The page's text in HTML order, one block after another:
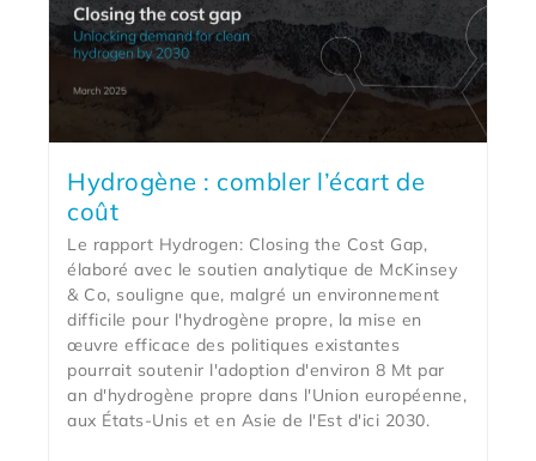
Hydrogène : combler l’écart de
coût
Le rapport Hydrogen: Closing the Cost Gap,
élaboré avec le soutien analytique de McKinsey
& Co, souligne que, malgré un environnement
difficile pour l'hydrogène propre, la mise en
œuvre efficace des politiques existantes
pourrait soutenir l'adoption d'environ 8 Mt par
an d'hydrogène propre dans l'Union européenne,
aux États-Unis et en Asie de l'Est d'ici 2030.